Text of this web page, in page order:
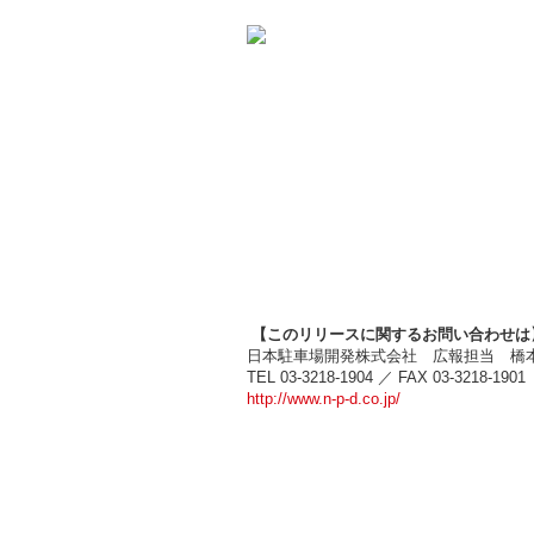
【このリリースに関するお問い合わせは
日本駐車場開発株式会社 広報担当
TEL 03-3218-1904 ／ FAX 03-3218-1901
http://www.n-p-d.co.jp/